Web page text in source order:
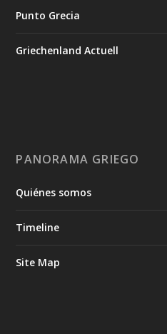
Punto Grecia
Griechenland Actuell
PANORAMA GRIEGO
Quiénes somos
Timeline
Site Map